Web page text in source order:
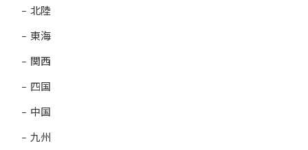
北陸
東海
関西
四国
中国
九州